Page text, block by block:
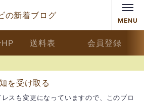
の新着ブログ
MENU
送料表 会員登録
を受け取る
スも変更になっていますので、このブロ